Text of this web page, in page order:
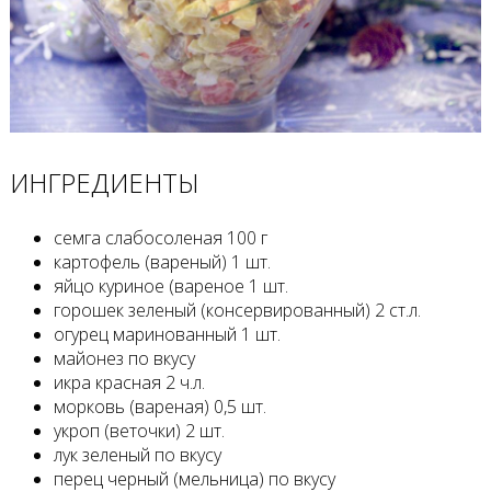
ИНГРЕДИЕНТЫ
семга слабосоленая 100 г
картофель (вареный) 1 шт.
яйцо куриное (вареное 1 шт.
горошек зеленый (консервированный) 2 ст.л.
огурец маринованный 1 шт.
майонез по вкусу
икра красная 2 ч.л.
морковь (вареная) 0,5 шт.
укроп (веточки) 2 шт.
лук зеленый по вкусу
перец черный (мельница) по вкусу